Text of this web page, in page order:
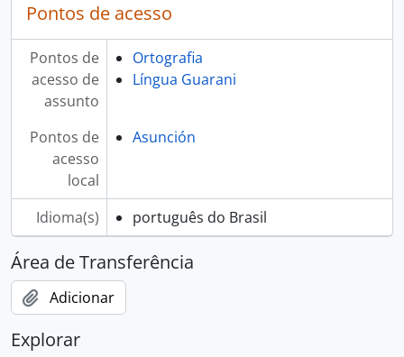
Pontos de acesso
Pontos de
acesso de
assunto
Ortografia
Língua Guarani
Pontos de
acesso
local
Asunción
Idioma(s) português do Brasil
Área de Transferência
Adicionar
Explorar